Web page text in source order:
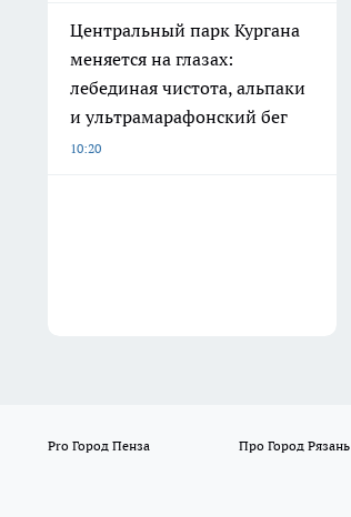
Центральный парк Кургана
меняется на глазах:
лебединая чистота, альпаки
и ультрамарафонский бег
10:20
Pro Город Пенза Про Город Рязань